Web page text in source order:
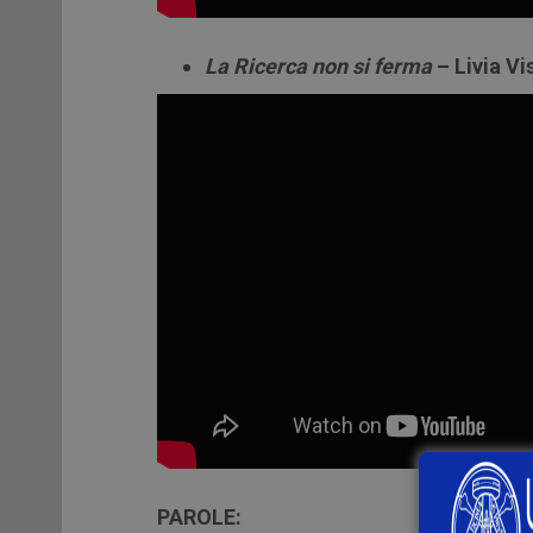
La Ricerca non si ferma– Livia
PAROLE: